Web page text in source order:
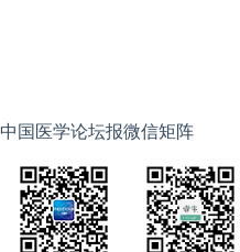
中国医学论坛报微信矩阵